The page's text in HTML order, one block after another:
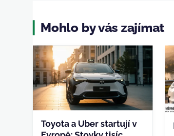
Mohlo by vás zajímat
Toyota a Uber startují v